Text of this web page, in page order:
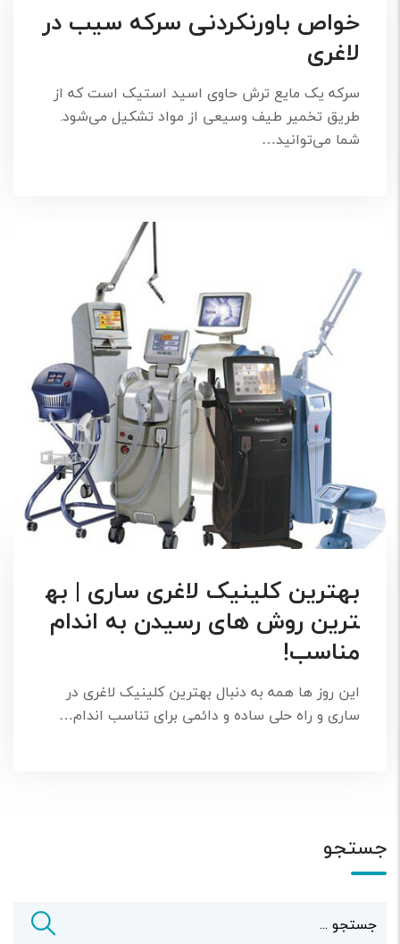
خواص باورنکردنی سرکه سیب در
لاغری
سرکه یک مایع ترش حاوی اسید استیک است که از
طریق تخمیر طیف وسیعی از مواد تشکیل می‌شود.
شما می‌توانید…
بهترین کلینیک لاغری ساری | به
ترین روش های رسیدن به اندام
مناسب!
این روز ها همه به دنبال بهترین کلینیک لاغری در
ساری و راه حلی ساده و دائمی برای تناسب اندام…
جستجو